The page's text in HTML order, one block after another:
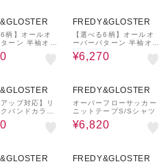
6柄】オールオ
ーン 半袖オー
シャツ
FREDY&GLOSTER
【選べる6柄】オールオ
ーバーパターン 半袖オー
プンカラーシャツ
¥6,270
アップ対応】リ
バンドカラー
FREDY&GLOSTER
オーバーフローサッカー
ニットテープS/Sシャツ
¥6,820
FREDY&GLOSTER